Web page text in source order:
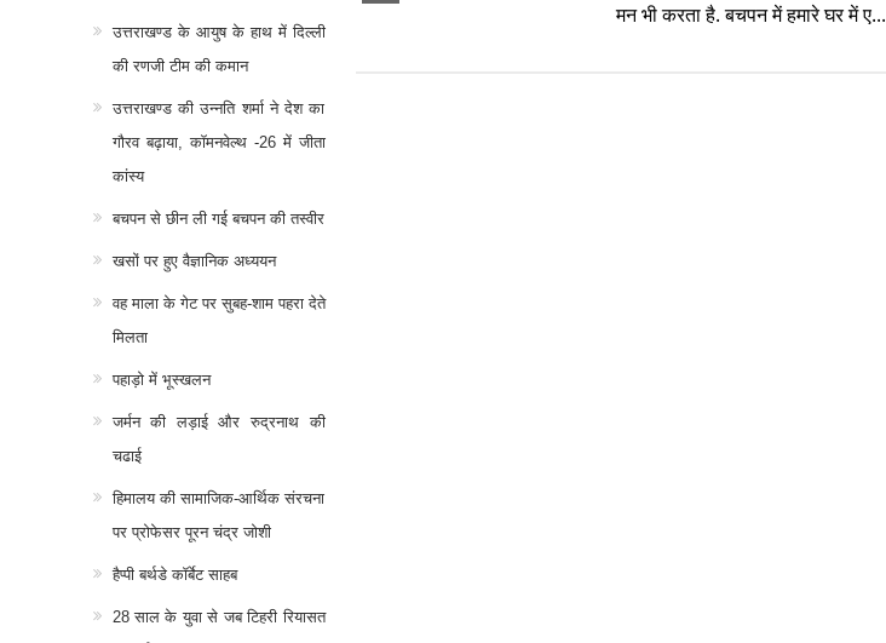
मन भी करता है. बचपन में हमारे घर में ए...
उत्तराखण्ड के आयुष के हाथ में दिल्ली
की रणजी टीम की कमान
उत्तराखण्ड की उन्नति शर्मा ने देश का
गौरव बढ़ाया, कॉमनवेल्थ -26 में जीता
कांस्य
बचपन से छीन ली गई बचपन की तस्वीर
खसों पर हुए वैज्ञानिक अध्ययन
वह माला के गेट पर सुबह-शाम पहरा देते
मिलता
पहाड़ो में भूस्खलन
जर्मन की लड़ाई और रुद्रनाथ की
चढाई
हिमालय की सामाजिक-आर्थिक संरचना
पर प्रोफेसर पूरन चंद्र जोशी
हैप्पी बर्थडे कॉर्बेट साहब
28 साल के युवा से जब टिहरी रियासत